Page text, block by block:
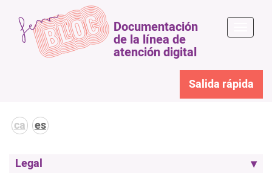
Documentación
de la línea de
atención digital
Salida rápida
ca es
Legal